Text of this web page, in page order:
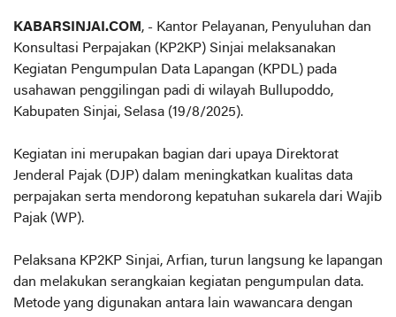
KABARSINJAI.COM, - Kantor Pelayanan, Penyuluhan dan
Konsultasi Perpajakan (KP2KP) Sinjai melaksanakan
Kegiatan Pengumpulan Data Lapangan (KPDL) pada
usahawan penggilingan padi di wilayah Bullupoddo,
Kabupaten Sinjai, Selasa (19/8/2025).
Kegiatan ini merupakan bagian dari upaya Direktorat
Jenderal Pajak (DJP) dalam meningkatkan kualitas data
perpajakan serta mendorong kepatuhan sukarela dari Wajib
Pajak (WP).
Pelaksana KP2KP Sinjai, Arfian, turun langsung ke lapangan
dan melakukan serangkaian kegiatan pengumpulan data.
Metode yang digunakan antara lain wawancara dengan